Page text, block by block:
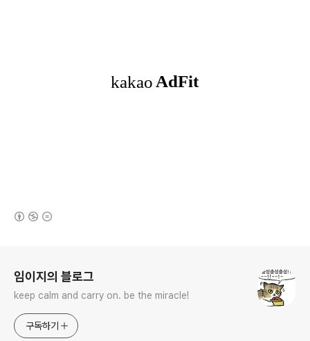
임이지의 블로그
keep calm and carry on. be the miracle!
구독하기